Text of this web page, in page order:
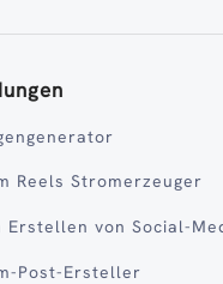
Reels Stromerzeuger
Erstellen von Social-
Post-Ersteller